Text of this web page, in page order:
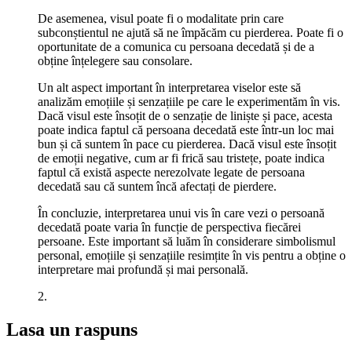
De asemenea, visul poate fi o modalitate prin care
subconștientul ne ajută să ne împăcăm cu pierderea. Poate fi o
oportunitate de a comunica cu persoana decedată și de a
obține înțelegere sau consolare.
Un alt aspect important în interpretarea viselor este să
analizăm emoțiile și senzațiile pe care le experimentăm în vis.
Dacă visul este însoțit de o senzație de liniște și pace, acesta
poate indica faptul că persoana decedată este într-un loc mai
bun și că suntem în pace cu pierderea. Dacă visul este însoțit
de emoții negative, cum ar fi frică sau tristețe, poate indica
faptul că există aspecte nerezolvate legate de persoana
decedată sau că suntem încă afectați de pierdere.
În concluzie, interpretarea unui vis în care vezi o persoană
decedată poate varia în funcție de perspectiva fiecărei
persoane. Este important să luăm în considerare simbolismul
personal, emoțiile și senzațiile resimțite în vis pentru a obține o
interpretare mai profundă și mai personală.
2.
Lasa un raspuns